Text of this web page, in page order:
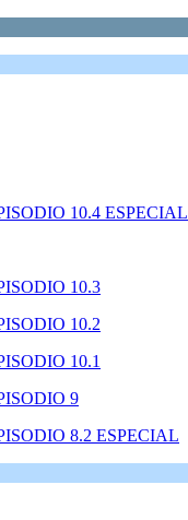
10.4 ESPECIAL
10.3
10.2
10.1
9
8.2 ESPECIAL